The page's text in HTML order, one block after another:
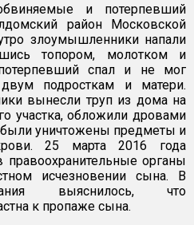
и потерпевший
район Московской
злоумышленники напали
топором, молотком и
спал и не мог
двум подросткам и матери.
вынесли труп из дома на
участка, обложили дровами
были уничтожены предметы и
25 марта 2016 года
правоохранительные органы
исчезновении сына. В
выяснилось, что
к пропаже сына.